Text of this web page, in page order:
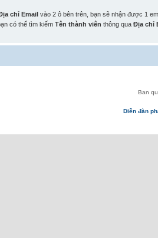
chỉ Email vào 2 ô bên trên, bạn sẽ nhận được 1
có thể tìm kiếm Tên thành viên thông qua Địa chỉ
Ban
Diễn đàn